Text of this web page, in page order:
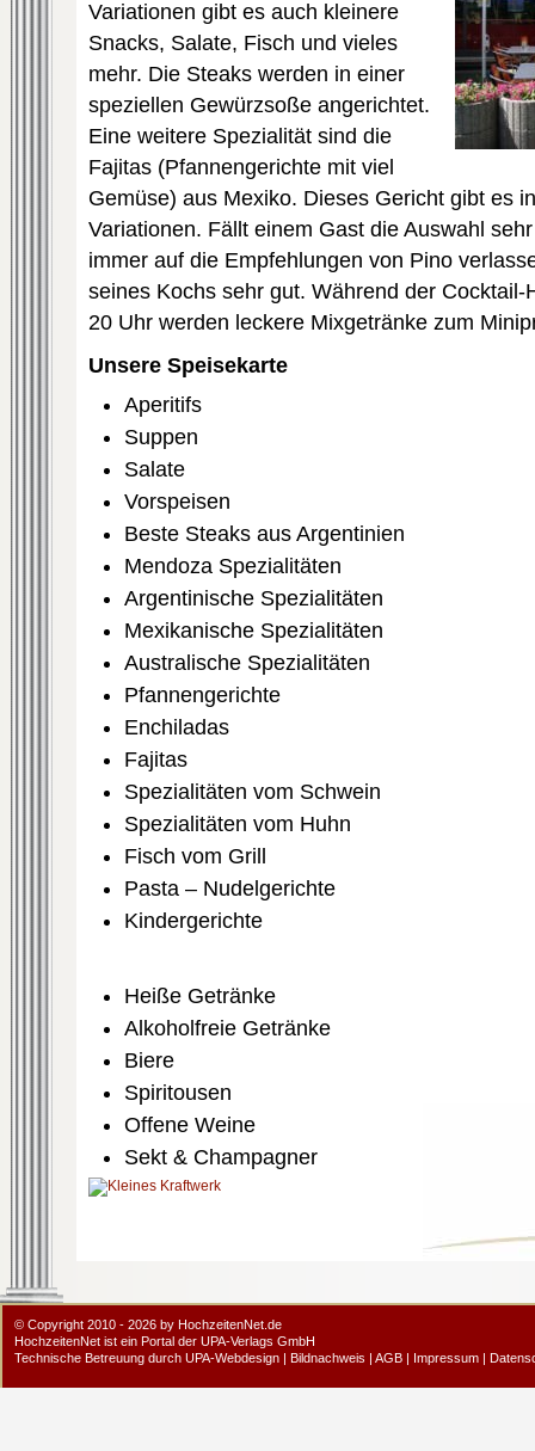
Variationen gibt es auch kleinere
Snacks, Salate, Fisch und vieles
mehr. Die Steaks werden in einer
speziellen Gewürzsoße angerichtet.
Eine weitere Spezialität sind die
Fajitas (Pfannengerichte mit viel
Gemüse) aus Mexiko. Dieses Gericht gibt es
Variationen. Fällt einem Gast die Auswahl
immer auf die Empfehlungen von Pino
seines Kochs sehr gut. Während der
20 Uhr werden leckere Mixgetränke zum
Unsere Speisekarte
Aperitifs
Suppen
Salate
Vorspeisen
Beste Steaks aus Argentinien
Mendoza Spezialitäten
Argentinische Spezialitäten
Mexikanische Spezialitäten
Australische Spezialitäten
Pfannengerichte
Enchiladas
Fajitas
Spezialitäten vom Schwein
Spezialitäten vom Huhn
Fisch vom Grill
Pasta – Nudelgerichte
Kindergerichte
Heiße Getränke
Alkoholfreie Getränke
Biere
Spiritousen
Offene Weine
Sekt & Champagner
© Copyright 2010 - 2026 by HochzeitenNet.de
HochzeitenNet ist ein Portal der UPA-Verlags GmbH
Technische Betreuung durch UPA-Webdesign | Bildnachweis | AGB | Impressum |